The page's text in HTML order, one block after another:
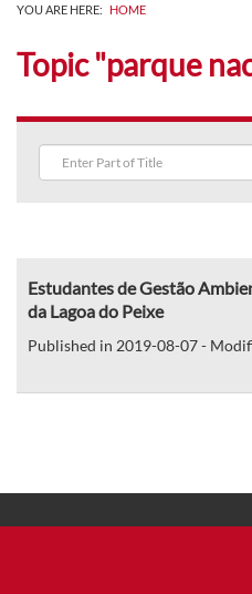
YOU ARE HERE: HOME
Topic "parque
Estudantes de Gestão
da Lagoa do Peixe
Published in 2019-08-07 -